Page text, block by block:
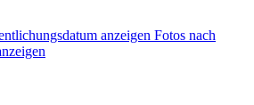
anzeigen Fotos nach